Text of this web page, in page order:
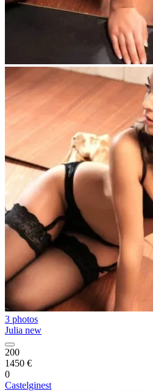
3 photos
Julia new
200
1450 €
0
Castelginest